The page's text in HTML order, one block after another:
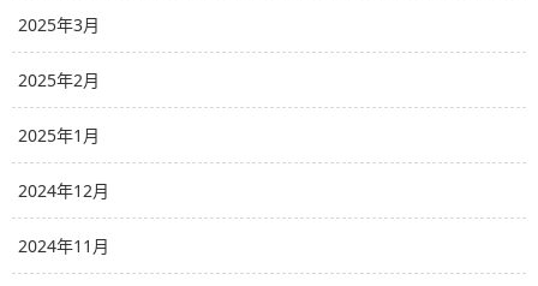
2025年3月
2025年2月
2025年1月
2024年12月
2024年11月